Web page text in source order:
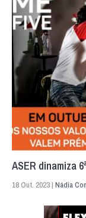
ASER dinamiza
18 Out. 2023 | Nádia